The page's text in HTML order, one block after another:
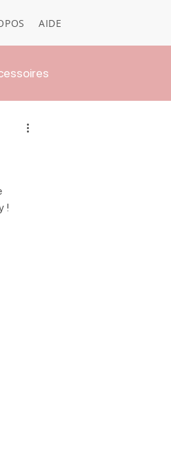
AIDE
!